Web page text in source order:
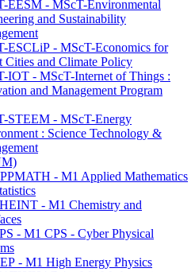
EESM - MScT-Environmental
and Sustainability
ESCLiP - MScT-Economics for
Cities and Climate Policy
IOT - MScT-Internet of Things :
and Management Program
STEEM - MScT-Energy
: Science Technology &
- M1 Applied Mathematics
- M1 Chemistry and
- M1 CPS - Cyber Physical
- M1 High Energy Physics